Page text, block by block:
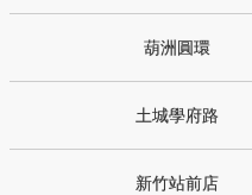
葫洲圓環
土城學府路
新竹站前店